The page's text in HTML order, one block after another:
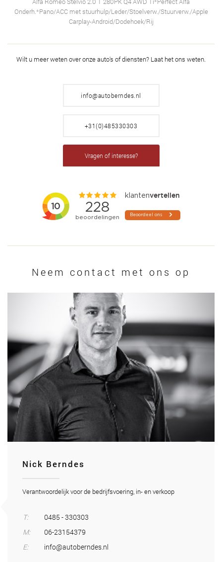
Onderh.*Pano/ACC met stuurhulp/Leder/Stoelverw./Stuurverw./Apple
Carplay-Android/Dodehoek/Rij
Wilt u meer weten over onze auto's of diensten? Laat het ons weten.
info@autoberndes.nl
+31(0)485330303
Vragen of interesse?
Neem contact met ons op
Nick Berndes
Verantwoordelijk voor de bedrijfsvoering, in- en verkoop
T:
0485 - 330303
M:
06-23154379
E:
info@autoberndes.nl